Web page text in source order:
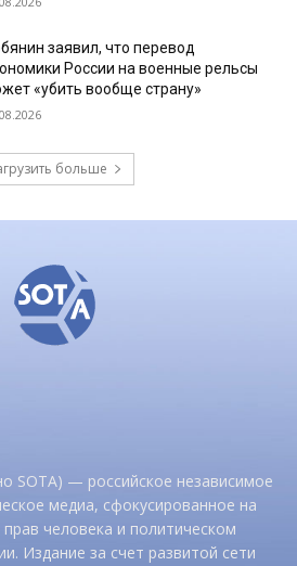
заявил, что перевод
России на военные рельсы
«убить вообще страну»
больше
SOTA) — российское независимое
медиа, сфокусированное на
человека и политическом
Издание за счет развитой сети